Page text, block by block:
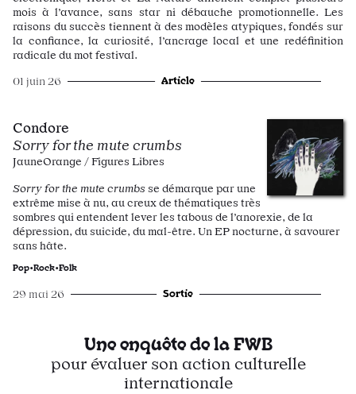
mois à l’avance, sans star ni débauche promotionnelle. Les
raisons du succès tiennent à des modèles atypiques, fondés sur
la confiance, la curiosité, l’ancrage local et une redéfinition
radicale du mot festival.
01 juin 26 Article
Condore
Sorry for the mute crumbs
JauneOrange / Figures Libres
Sorry for the mute crumbsse démarque par une
extrême mise à nu, au creux de thématiques très
sombres qui entendent lever les tabous de l’anorexie, de la
dépression, du suicide, du mal-être. Un EP nocturne, à savourer
sans hâte.
Pop•Rock•Folk
29 mai 26 Sortie
Une enquête de la FWB
pour évaluer son action culturelle
internationale